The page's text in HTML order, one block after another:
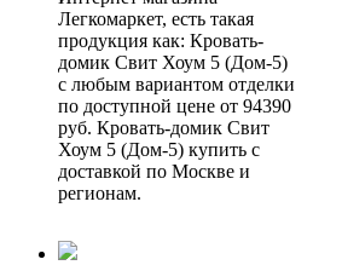
Легкомаркет, есть такая
продукция как: Кровать-
домик Свит Хоум 5 (Дом-5)
с любым вариантом отделки
по доступной цене от 94390
руб. Кровать-домик Свит
Хоум 5 (Дом-5) купить с
доставкой по Москве и
регионам.